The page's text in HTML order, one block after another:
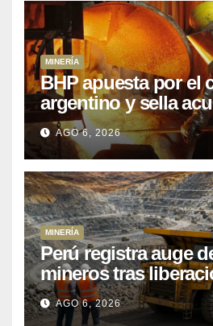
MINERÍA
BHP apuesta por el
argentino y sella
Kobrea para siete
AGO 6, 2026
MINERÍA
Perú registra auge
mineros tras
de mil concesiones
cobre y oro
AGO 6, 2026